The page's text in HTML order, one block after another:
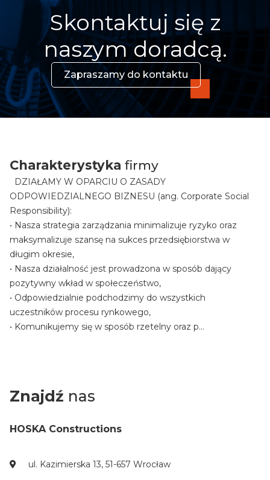
Skontaktuj się z
naszym doradcą.
Zapraszamy do kontaktu
Charakterystyka firmy
DZIAŁAMY W OPARCIU O ZASADY
ODPOWIEDZIALNEGO BIZNESU (ang. Corporate Social
Responsibility):
• Nasza strategia zarządzania minimalizuje ryzyko oraz
maksymalizuje szansę na sukces przedsiębiorstwa w
długim okresie,
• Nasza działalność jest prowadzona w sposób dający
pozytywny wkład w społeczeństwo,
• Odpowiedzialnie podchodzimy do wszystkich
uczestników procesu rynkowego,
• Komunikujemy się w sposób rzetelny oraz p...
Znajdź nas
HOSKA Constructions
ul. Kazimierska 13, 51-657 Wrocław